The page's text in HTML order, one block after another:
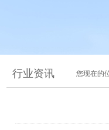
行业资讯 您现在的